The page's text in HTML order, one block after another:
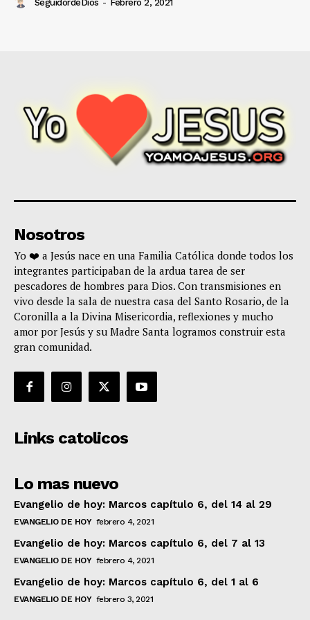
SeguidordeDios - Febrero 2, 2021
Nosotros
Yo ❤️ a Jesús nace en una Familia Católica donde todos los
integrantes participaban de la ardua tarea de ser
pescadores de hombres para Dios. Con transmisiones en
vivo desde la sala de nuestra casa del Santo Rosario, de la
Coronilla a la Divina Misericordia, reflexiones y mucho
amor por Jesús y su Madre Santa logramos construir esta
gran comunidad.
Links catolicos
Lo mas nuevo
Evangelio de hoy: Marcos capítulo 6, del 14 al 29
EVANGELIO DE HOY febrero 4, 2021
Evangelio de hoy: Marcos capítulo 6, del 7 al 13
EVANGELIO DE HOY febrero 4, 2021
Evangelio de hoy: Marcos capítulo 6, del 1 al 6
EVANGELIO DE HOY febrero 3, 2021